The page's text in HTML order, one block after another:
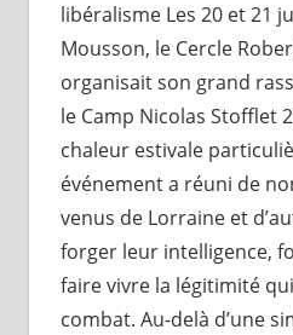
libéralisme Les 20 et 21
Mousson, le Cercle
organisait son grand
le Camp Nicolas Stofflet
chaleur estivale
événement a réuni de
venus de Lorraine et
forger leur intelligence,
faire vivre la légitimité
combat. Au-delà d’une